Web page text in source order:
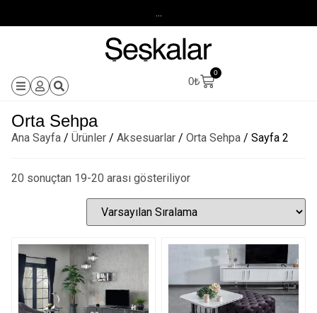
0₺
0
Orta Sehpa
Ana Sayfa / Ürünler / Aksesuarlar / Orta Sehpa / Sayfa 2
20 sonuçtan 19-20 arası gösteriliyor